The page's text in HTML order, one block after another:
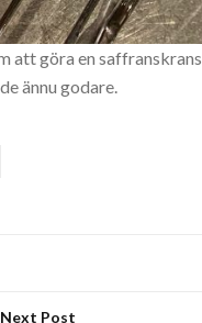
att göra en saffranskrans
ännu godare.
Next Post